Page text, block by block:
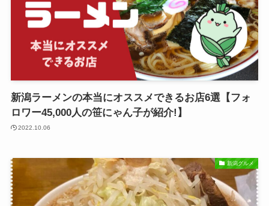
新潟ラーメンの本当にオススメできるお店6選【フォ
ロワー45,000人の笹にゃん子が紹介!】
2022.10.06
新潟グルメ